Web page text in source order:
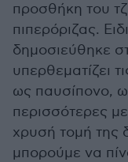
προσθήκη του
πιπερόριζας.
δημοσιεύθηκε
υπερθεματίζει
ως παυσίπονο,
περισσότερες
χρυσή τομή της
μπορούμε να